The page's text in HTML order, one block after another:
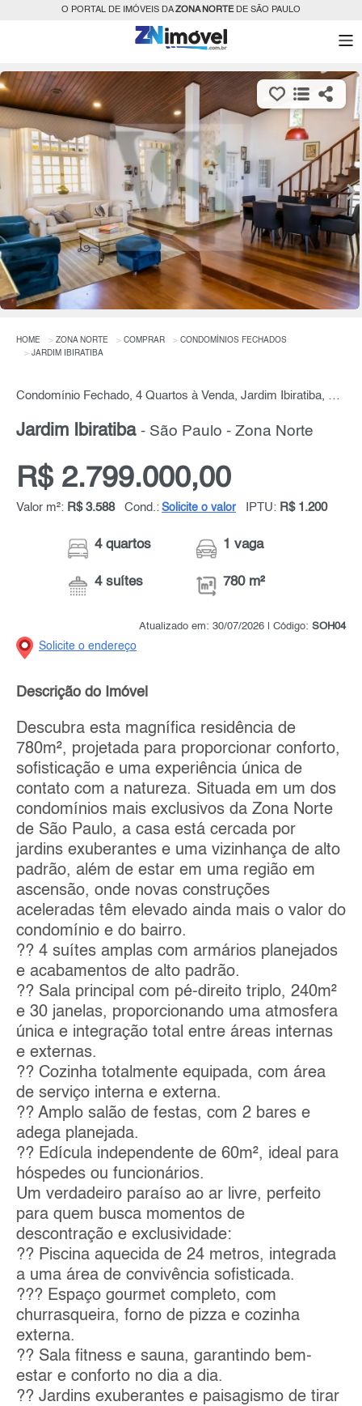
O PORTAL DE IMÓVEIS DAZONA NORTEDE SÃO PAULO
HOME ZONA NORTE COMPRAR
CONDOMÍNIOS FECHADOS
JARDIM IBIRATIBA
Condomínio Fechado, 4 Quartos à Venda, Jardim Ibiratiba, 780 m² por R$ 2.799.000,00
Jardim Ibiratiba - São Paulo - Zona Norte
R$ 2.799.000,00
Valor m²: R$ 3.588 Cond.: Solicite o valor IPTU: R$ 1.200
4 quartos
4 suítes
1 vaga
780 m²
Atualizado em: 30/07/2026 | Código: SOH04
Solicite o endereço
Descrição do Imóvel
Descubra esta magnífica residência de
780m², projetada para proporcionar conforto,
sofisticação e uma experiência única de
contato com a natureza. Situada em um dos
condomínios mais exclusivos da Zona Norte
de São Paulo, a casa está cercada por
jardins exuberantes e uma vizinhança de alto
padrão, além de estar em uma região em
ascensão, onde novas construções
aceleradas têm elevado ainda mais o valor do
condomínio e do bairro.
?? 4 suítes amplas com armários planejados
e acabamentos de alto padrão.
?? Sala principal com pé-direito triplo, 240m²
e 30 janelas, proporcionando uma atmosfera
única e integração total entre áreas internas
e externas.
?? Cozinha totalmente equipada, com área
de serviço interna e externa.
?? Amplo salão de festas, com 2 bares e
adega planejada.
?? Edícula independente de 60m², ideal para
hóspedes ou funcionários.
Um verdadeiro paraíso ao ar livre, perfeito
para quem busca momentos de
descontração e exclusividade:
?? Piscina aquecida de 24 metros, integrada
a uma área de convivência sofisticada.
??? Espaço gourmet completo, com
churrasqueira, forno de pizza e cozinha
externa.
?? Sala fitness e sauna, garantindo bem-
estar e conforto no dia a dia.
?? Jardins exuberantes e paisagismo de tirar